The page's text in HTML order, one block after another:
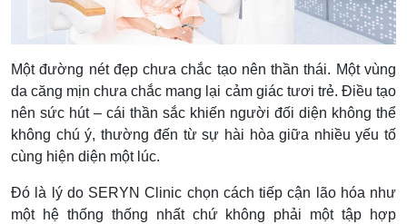
Một đường nét đẹp chưa chắc tạo nên thần thái. Một vùng
da căng mịn chưa chắc mang lại cảm giác tươi trẻ. Điều tạo
nên sức hút – cái thần sắc khiến người đối diện không thể
không chú ý, thường đến từ sự hài hòa giữa nhiều yếu tố
cùng hiện diện một lúc.
Đó là lý do SERYN Clinic chọn cách tiếp cận lão hóa như
một hệ thống thống nhất chứ không phải một tập hợp